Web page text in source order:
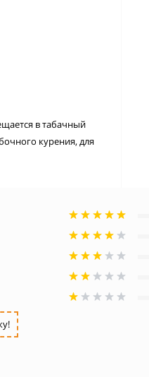
в табачный
курения, для